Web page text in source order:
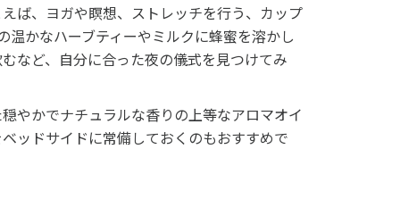
えば、ヨガや瞑想、ストレッチを行う、カップ
温かなハーブティーやミルクに蜂蜜を溶かし
など、自分に合った夜の儀式を見つけてみ
穏やかでナチュラルな香りの上等なアロマオイ
ッドサイドに常備しておくのもおすすめで